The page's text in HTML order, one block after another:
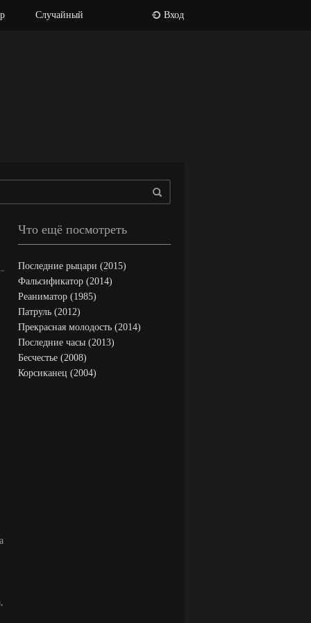
Случайный Вход
Что ещё посмотреть
Последние рыцари (2015)
Фальсификатор (2014)
Реаниматор (1985)
Патруль (2012)
Прекрасная молодость (2014)
Последние часы (2013)
Бесчестье (2008)
Корсиканец (2004)